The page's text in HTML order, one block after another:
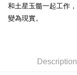
NT$80/order | Free
郵局幫你送（離島）
和土星玉髓一起工作
變為現實。
Description